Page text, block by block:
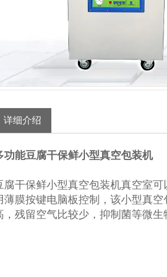
详细介绍
功能豆腐干保鲜小型真空包装机
腐干保鲜小型真空包装机真空室
薄膜按键电脑板控制，该小型真
，残留空气比较少，抑制菌等微